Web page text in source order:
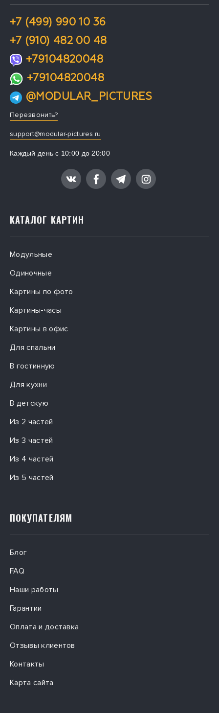
КАТАЛОГ КАРТИН
Модульные
Одиночные
Картины по фото
Картины-часы
Картины в офис
Для спальни
В гостинную
Для кухни
В детскую
Из 2 частей
Из 3 частей
Из 4 частей
Из 5 частей
ПОКУПАТЕЛЯМ
Блог
FAQ
Наши работы
Гарантии
Оплата и доставка
Отзывы клиентов
Контакты
Карта сайта
+7 (499) 990 10 36
+7 (910) 482 00 48
+79104820048
+79104820048
@MODULAR_PICTURES
Перезвонить?
support@modular-pictures.ru
Каждый день с 10:00 до 20:00